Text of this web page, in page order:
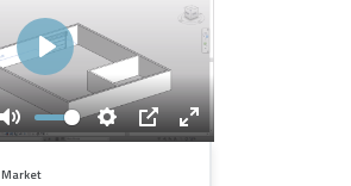
Mute
Settings
PIP
Enter
Play
Market